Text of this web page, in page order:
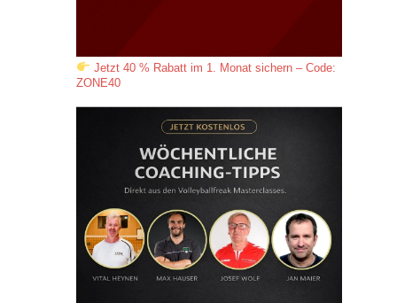
Jetzt 40 % Rabatt im 1. Monat sichern – Code:
ZONE40